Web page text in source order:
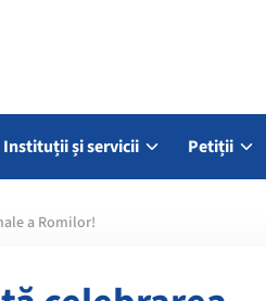
Instituții și servicii Petiții
a Romilor!